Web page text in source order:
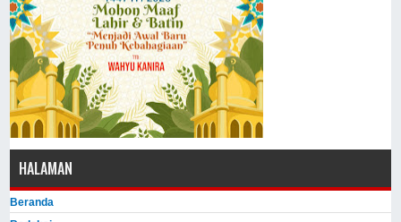
HALAMAN
Beranda